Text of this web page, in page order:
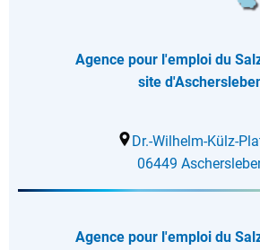
Agence pour l'emploi du
site
Dr.-Wilhelm-Külz-
06449
Agence pour l'emploi du